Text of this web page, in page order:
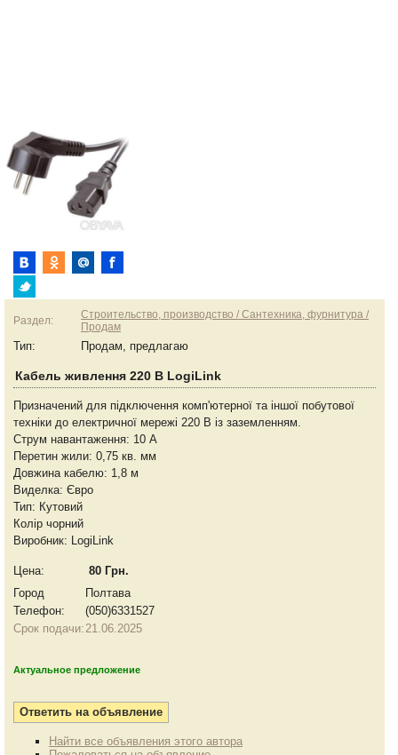
Раздел:
Строительство, производство / Сантехника, фурнитура /
Продам
Тип: Продам, предлагаю
Кабель живлення 220 В LogiLink
Призначений для підключення комп'ютерної та іншої побутової
техніки до електричної мережі 220 В із заземленням.
Струм навантаження: 10 А
Перетин жили: 0,75 кв. мм
Довжина кабелю: 1,8 м
Виделка: Євро
Тип: Кутовий
Колір чорний
Виробник: LogiLink
Цена:
80 Грн.
Город
Полтава
Телефон:
(050)6331527
Срок подачи:21.06.2025
Актуальное предложение
Найти все объявления этого автора